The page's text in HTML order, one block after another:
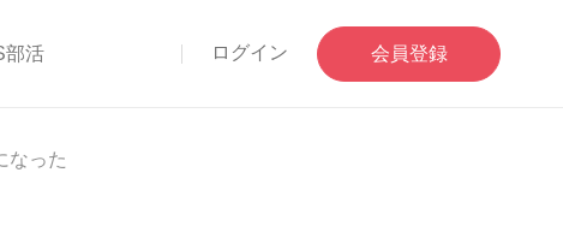
部活 ログイン 会員登録
なった